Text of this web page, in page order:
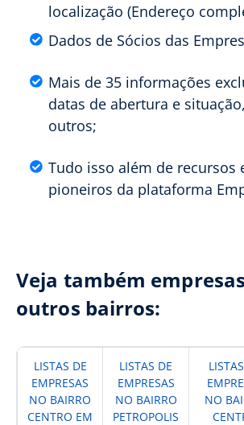
localização (Endereço
Dados de Sócios das
Mais de 35 informações
datas de abertura e
outros;
Tudo isso além de recursos
pioneiros da plataforma
Veja também
outros bairros:
LISTAS DE
EMPRESAS
NO BAIRRO
CENTRO EM
LISTAS DE
EMPRESAS
NO BAIRRO
PETROPOLIS
NO